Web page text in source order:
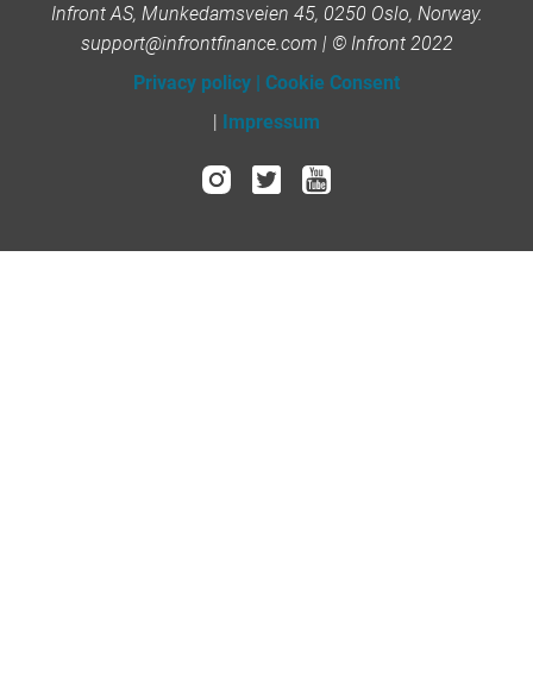
Infront AS, Munkedamsveien 45, 0250 Oslo, Norway.
support@infrontfinance.com | © Infront 2022
Privacy policy | Cookie Consent
| Impressum